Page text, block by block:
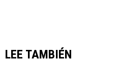
LEE TAMBIÉN